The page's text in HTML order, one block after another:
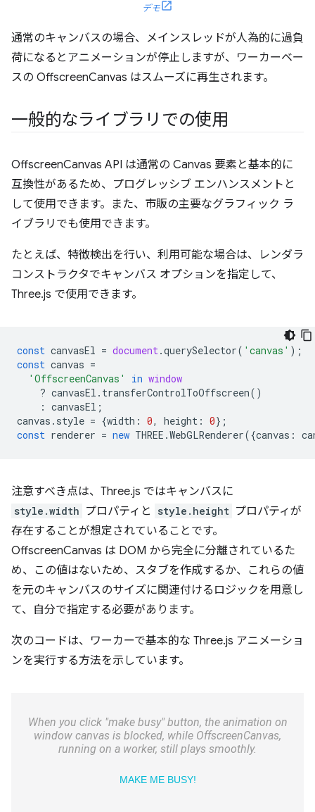
デモ
通常のキャンバスの場合、メインスレッドが人為的に過負
荷になるとアニメーションが停止しますが、ワーカーベー
スの OffscreenCanvas はスムーズに再生されます。
一般的なライブラリでの使用
OffscreenCanvas API は通常の Canvas 要素と基本的に
互換性があるため、プログレッシブ エンハンスメントと
して使用できます。また、市販の主要なグラフィック ラ
イブラリでも使用できます。
たとえば、特徴検出を行い、利用可能な場合は、レンダラ
コンストラクタでキャンバス オプションを指定して、
Three.js で使用できます。
const canvasEl = document.querySelector( 'canvas' );
const canvas =
'OffscreenCanvas'
in window
? canvasEl . transferControlToOffscreen()
: canvasEl ;
canvas . style = {width : 0, height : 0};
const renderer = new THREE .WebGLRenderer({canvas :
注意すべき点は、Three.js ではキャンバスに
style.width プロパティと style.height プロパティが
存在することが想定されていることです。
OffscreenCanvas は DOM から完全に分離されているた
め、この値はないため、スタブを作成するか、これらの値
を元のキャンバスのサイズに関連付けるロジックを用意し
て、自分で指定する必要があります。
次のコードは、ワーカーで基本的な Three.js アニメーショ
ンを実行する方法を示しています。